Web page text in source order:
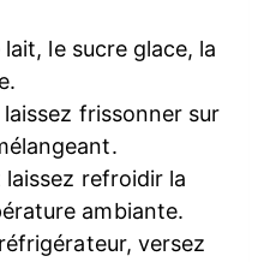
le sucre glace, la
frissonner sur
laissez refroidir la
ambiante.
versez